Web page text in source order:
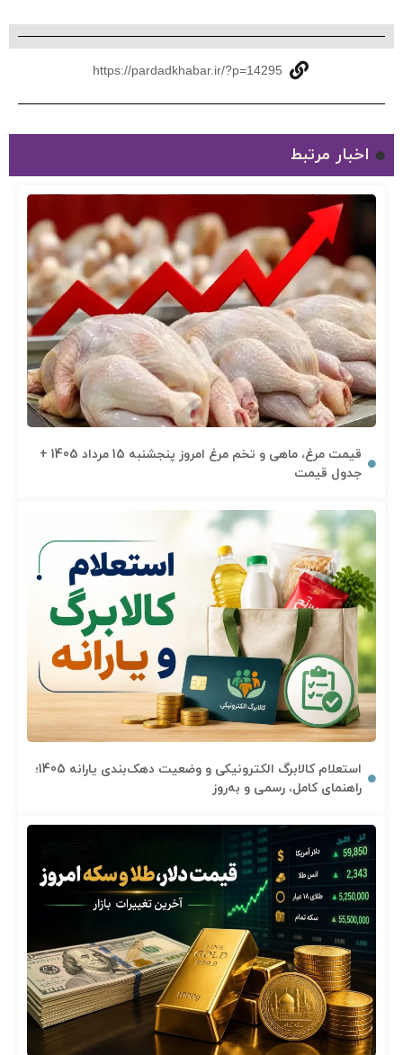
https://pardadkhabar.ir/?p=14295
اخبار مرتبط
قیمت مرغ، ماهی و تخم مرغ امروز پنجشنبه 15 مرداد 1405 +
جدول قیمت
استعلام کالابرگ الکترونیکی و وضعیت دهک‌بندی یارانه 1405؛
راهنمای کامل، رسمی و به‌روز